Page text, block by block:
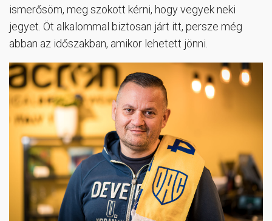
ismerősöm, meg szokott kérni, hogy vegyek neki
jegyet. Öt alkalommal biztosan járt itt, persze még
abban az időszakban, amikor lehetett jönni.